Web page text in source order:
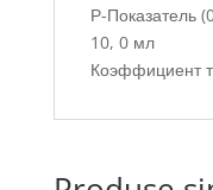
Р-Показатель
10, 0 мл
Коэффициент